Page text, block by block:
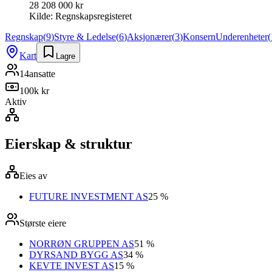
28 208 000 kr
Kilde: Regnskapsregisteret
Regnskap(9)Styre & Ledelse(6)Aksjonærer(3)KonsernUnderenheter(
Kart
Lagre
14ansatte
100k kr
Aktiv
Eierskap & struktur
Eies av
FUTURE INVESTMENT AS25 %
Største eiere
NORRØN GRUPPEN AS51 %
DYRSAND BYGG AS34 %
KEVTE INVEST AS15 %